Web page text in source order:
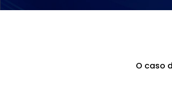
O caso